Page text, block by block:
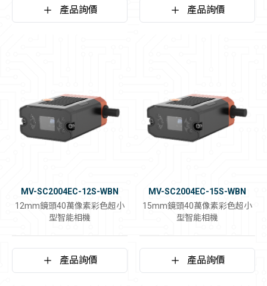
產品詢價 產品詢價
MV-SC2004EC-12S-WBN
12mm鏡頭40萬像素彩色超小
型智能相機
產品詢價
MV-SC2004EC-15S-WBN
15mm鏡頭40萬像素彩色超小
型智能相機
產品詢價